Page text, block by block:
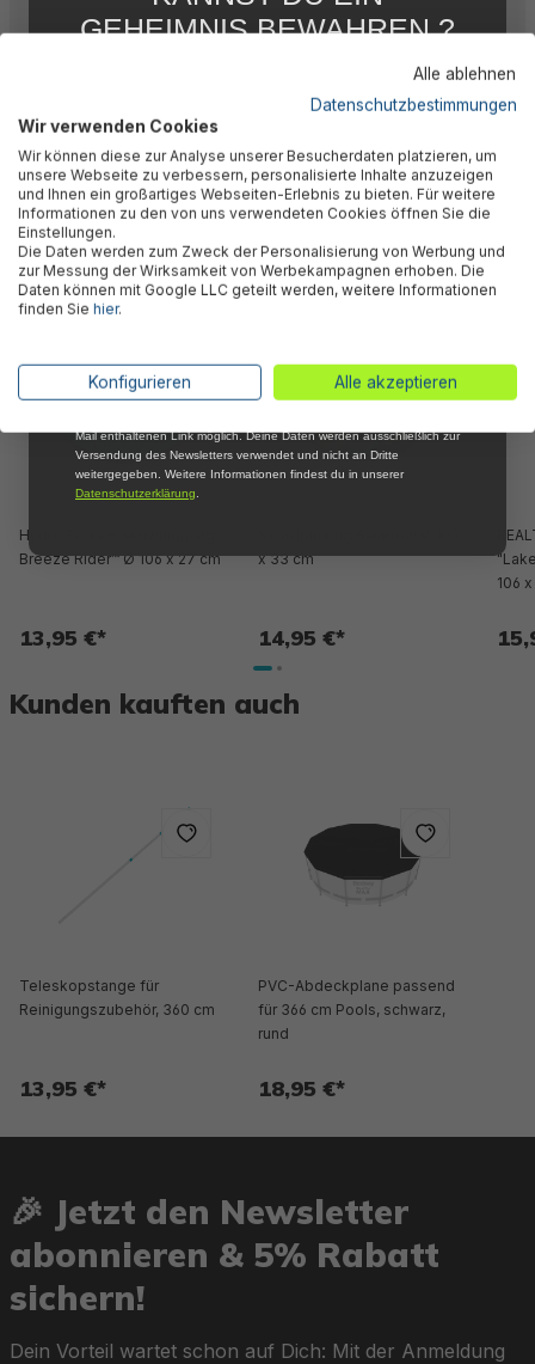
Herstellerinformation
Ähnliche Produkte
Hydro Force® Schwimmring
Breeze Rider™ Ø 106 x 27 cm
13,95 €*
x 33 cm
14,95 €*
106
Kunden kauften auch
Teleskopstange für
Reinigungszubehör, 360 cm
13,95 €*
PVC-Abdeckplane passend
für 366 cm Pools, schwarz,
rund
18,95 €*
🎉 Jetzt den Newsletter
abonnieren & 5% Rabatt
sichern!
Dein Vorteil wartet schon auf Dich: Mit der Anmeldung
Alle ablehnen
Datenschutzbestimmungen
Wir verwenden Cookies
Wir können diese zur Analyse unserer Besucherdaten platzieren, um
unsere Webseite zu verbessern, personalisierte Inhalte anzuzeigen
und Ihnen ein großartiges Webseiten-Erlebnis zu bieten. Für weitere
Informationen zu den von uns verwendeten Cookies öffnen Sie die
Einstellungen.
Die Daten werden zum Zweck der Personalisierung von Werbung und
zur Messung der Wirksamkeit von Werbekampagnen erhoben. Die
Daten können mit Google LLC geteilt werden, weitere Informationen
finden Sie hier.
Konfigurieren Alle akzeptieren
GEHEIMNIS BEWAHREN ?
FÜR DICH
Abonniere jetzt unseren kostenlosen
Newsletter, verpasse keine Neuigkeiten und
Aktionen mehr und sichere Dir 5 %
Willkommensrabatt auf nicht reduzierte Ware
bei Deiner ersten Bestellung !*
Email
*Mit der Anmeldung zum Newsletter stimmst du zu, regelmäßig per E-
Mail über aktuelle Angebote, Aktionen und Produktneuheiten
Mail enthaltenen Link möglich. Deine Daten werden ausschließlich zur
Versendung des Newsletters verwendet und nicht an Dritte
weitergegeben. Weitere Informationen findest du in unserer
Datenschutzerklärung